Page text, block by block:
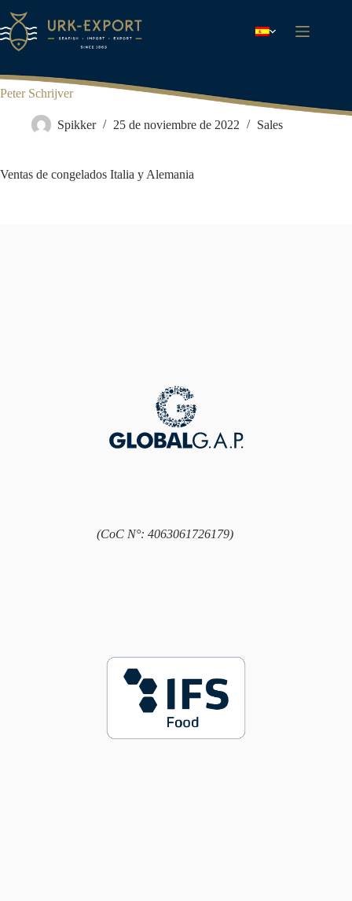
contenido
Peter Schrijver
Spikker 25 de noviembre de 2022 Sales
Ventas de congelados Italia y Alemania
(CoC N°: 4063061726179)